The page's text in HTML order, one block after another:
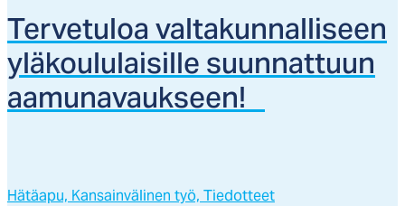
Ter­ve­tu­loa val­ta­kun­nal­li­seen
ylä­kou­lu­lai­sil­le suun­nat­tuun
aa­mu­na­vauk­seen!
Hätäapu, Kansainvälinen työ, Tiedotteet